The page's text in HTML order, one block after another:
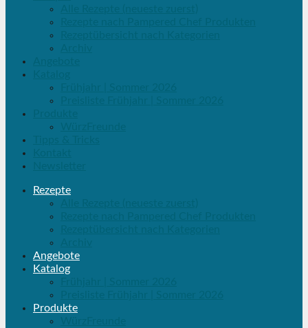
Rezepte
Angebote
Katalog
Produkte